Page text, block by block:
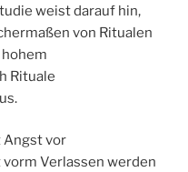
weist darauf hin,
von Ritualen
Rituale
Angst vor
Verlassen werden